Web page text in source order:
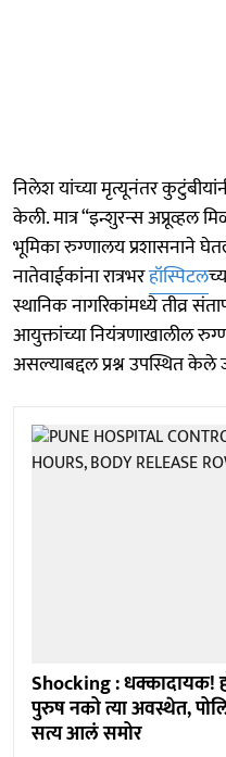
निलेश यांच्या मृत्यूनंतर
केली. मात्र “इन्शुरन्स अप्रूव्हल
भूमिका रुग्णालय प्रशासनाने
नातेवाईकांना रात्रभरहॉस्पिटल
स्थानिक नागरिकांमध्ये तीव्र
आयुक्तांच्या नियंत्रणाखालील
असल्याबद्दल प्रश्न उपस्थित
Shocking : धक्कादायक!
पुरुष नको त्या अवस्थेत,
सत्य आलं समोर